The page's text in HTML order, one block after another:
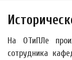
На ОТиПЛе
сотрудника